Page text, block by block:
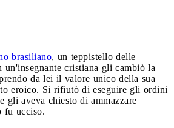
brasiliano, un teppistello delle
cristiana gli cambiò la
da lei il valore unico della sua
eroico. Si rifiutò di eseguire gli ordini
gli aveva chiesto di ammazzare
fu ucciso.